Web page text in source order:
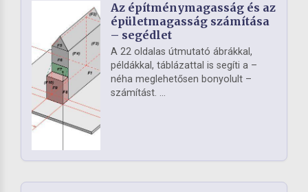
Az építménymagasság és az
épületmagasság számítása
– segédlet
A 22 oldalas útmutató ábrákkal,
példákkal, táblázattal is segíti a –
néha meglehetősen bonyolult –
számítást. ...